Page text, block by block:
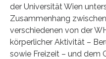
der Universität Wien
Zusammenhang
verschiedenen von der
körperlicher Aktivität –
sowie Freizeit – und dem